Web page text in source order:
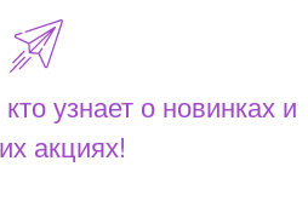
узнает о новинках и
акциях!